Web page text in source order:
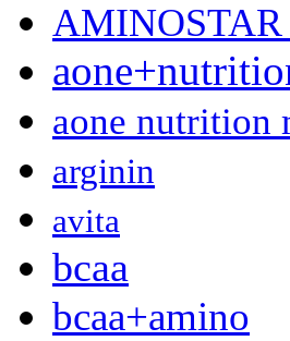
AMINOSTAR
aone nutrition
arginin
avita
bcaa
bcaa+amino